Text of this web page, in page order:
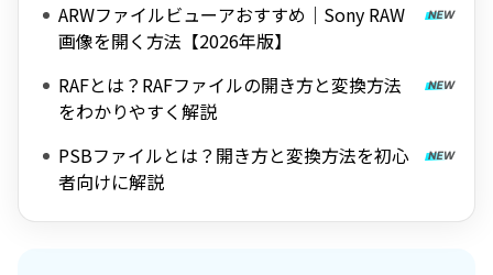
ARWファイルビューアおすすめ｜Sony RAW
画像を開く方法【2026年版】
RAFとは？RAFファイルの開き方と変換方法
をわかりやすく解説
PSBファイルとは？開き方と変換方法を初心
者向けに解説